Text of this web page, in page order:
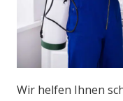
Wir helfen Ihnen